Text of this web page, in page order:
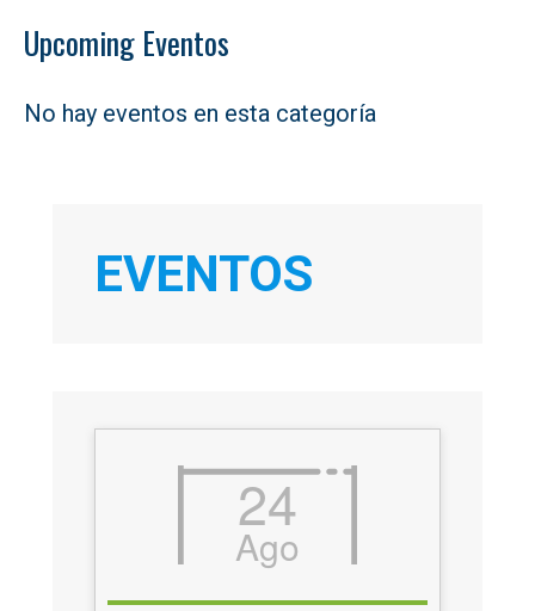
Upcoming Eventos
No hay eventos en esta categoría
EVENTOS
24
Ago